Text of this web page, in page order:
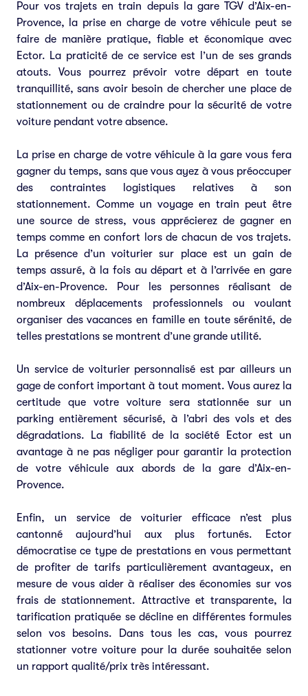
Pour vos trajets en train depuis la gare TGV d’Aix-en-
Provence, la prise en charge de votre véhicule peut se
faire de manière pratique, fiable et économique avec
Ector. La praticité de ce service est l’un de ses grands
atouts. Vous pourrez prévoir votre départ en toute
tranquillité, sans avoir besoin de chercher une place de
stationnement ou de craindre pour la sécurité de votre
voiture pendant votre absence.
La prise en charge de votre véhicule à la gare vous fera
gagner du temps, sans que vous ayez à vous préoccuper
des contraintes logistiques relatives à son
stationnement. Comme un voyage en train peut être
une source de stress, vous apprécierez de gagner en
temps comme en confort lors de chacun de vos trajets.
La présence d’un voiturier sur place est un gain de
temps assuré, à la fois au départ et à l’arrivée en gare
d’Aix-en-Provence. Pour les personnes réalisant de
nombreux déplacements professionnels ou voulant
organiser des vacances en famille en toute sérénité, de
telles prestations se montrent d’une grande utilité.
Un service de voiturier personnalisé est par ailleurs un
gage de confort important à tout moment. Vous aurez la
certitude que votre voiture sera stationnée sur un
parking entièrement sécurisé, à l’abri des vols et des
dégradations. La fiabilité de la société Ector est un
avantage à ne pas négliger pour garantir la protection
de votre véhicule aux abords de la gare d’Aix-en-
Provence.
Enfin, un service de voiturier efficace n’est plus
cantonné aujourd’hui aux plus fortunés. Ector
démocratise ce type de prestations en vous permettant
de profiter de tarifs particulièrement avantageux, en
mesure de vous aider à réaliser des économies sur vos
frais de stationnement. Attractive et transparente, la
tarification pratiquée se décline en différentes formules
selon vos besoins. Dans tous les cas, vous pourrez
stationner votre voiture pour la durée souhaitée selon
un rapport qualité/prix très intéressant.